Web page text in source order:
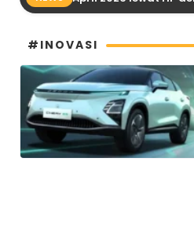
#INOVASI